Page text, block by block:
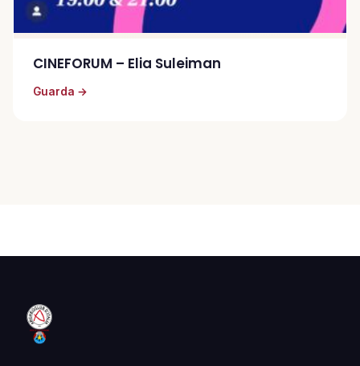
CINEFORUM – Elia Suleiman
Guarda →